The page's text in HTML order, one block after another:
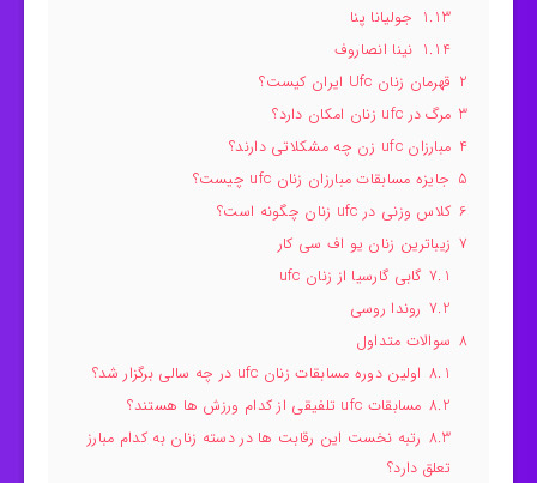
1.13 جولیانا پنا
1.14 نینا انصاروف
2 قهرمان زنان Ufc ایران کیست؟
3 مرگ در ufc زنان امکان دارد؟
4 مبارزان ufc زن چه مشکلاتی دارند؟
5 جایزه مسابقات مبارزان زنان ufc چیست؟
6 کلاس وزنی در ufc زنان چگونه است؟
7 زیباترین زنان یو اف سی کار
7.1 گابی گارسیا از زنان ufc
7.2 روندا روسی
8 سوالات متداول
8.1 اولین دوره مسابقات زنان ufc در چه سالی برگزار شد؟
8.2 مسابقات ufc تلفیقی از کدام ورزش ها هستند؟
8.3 رتبه نخست این رقابت ها در دسته زنان به کدام مبارز
تعلق دارد؟